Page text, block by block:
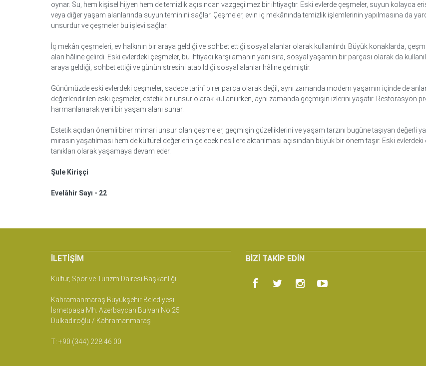
oynar. Su, hem kişisel hijyen hem de temizlik açısından vazgeçilmez bir ihtiyaçtır. Eski evlerde çeşmeler, suyun kolayca
veya diğer yaşam alanlarında suyun teminini sağlar. Çeşmeler, evin iç mekânında temizlik işlemlerinin yapılmasına da
unsurdur ve çeşmeler bu işlevi sağlar.
İç mekân çeşmeleri, ev halkının bir araya geldiği ve sohbet ettiği sosyal alanlar olarak kullanılırdı. Büyük konaklarda,
alan hâline gelirdi. Eski evlerdeki çeşmeler, bu ihtiyacı karşılamanın yanı sıra, sosyal yaşamın bir parçası olarak da
araya geldiği, sohbet ettiği ve günün stresini atabildiği sosyal alanlar hâline gelmiştir.
Günümüzde eski evlerdeki çeşmeler, sadece tarihî birer parça olarak değil, aynı zamanda modern yaşamın içinde de
değerlendirilen eski çeşmeler, estetik bir unsur olarak kullanılırken, aynı zamanda geçmişin izlerini yaşatır. Restorasyon
harmanlanarak yeni bir yaşam alanı sunar.
Estetik açıdan önemli birer mimari unsur olan çeşmeler, geçmişin güzelliklerini ve yaşam tarzını bugüne taşıyan değerli
mirasın yaşatılması hem de kültürel değerlerin gelecek nesillere aktarılması açısından büyük bir önem taşır. Eski
tanıkları olarak yaşamaya devam eder.
Şule Kirişçi
Evelâhir Sayı - 22
İLETIŞIM
Kültür, Spor ve Turizm Dairesi Başkanlığı
Kahramanmaraş Büyükşehir Belediyesi
İsmetpaşa Mh. Azerbaycan Bulvarı No:25
Dulkadiroğlu / Kahramanmaraş
T: +90 (344) 228 46 00
BIZI TAKIP EDIN